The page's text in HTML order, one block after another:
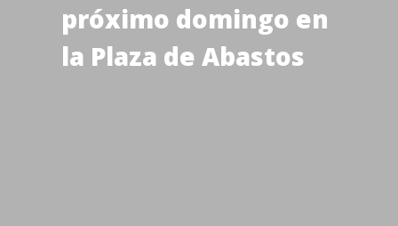
próximo domingo en
la Plaza de Abastos